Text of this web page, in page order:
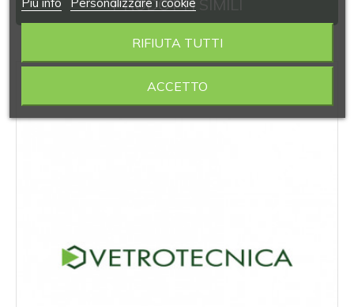
PRODOTTI SIMILI
‹ ›
RIFIUTA TUTTI
ACCETTO